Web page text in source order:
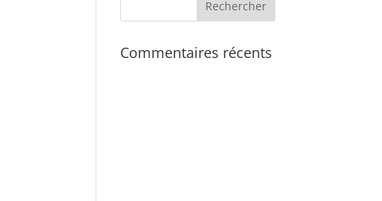
Commentaires récents